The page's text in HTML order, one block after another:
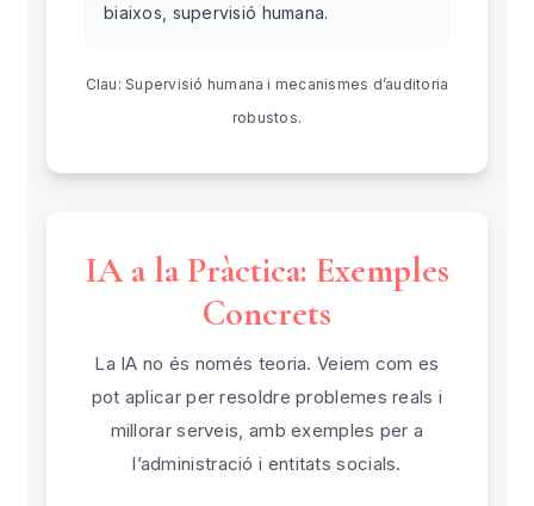
biaixos, supervisió humana.
Clau: Supervisió humana i mecanismes d’auditoria
robustos.
IA a la Pràctica: Exemples
Concrets
La IA no és només teoria. Veiem com es
pot aplicar per resoldre problemes reals i
millorar serveis, amb exemples per a
l’administració i entitats socials.